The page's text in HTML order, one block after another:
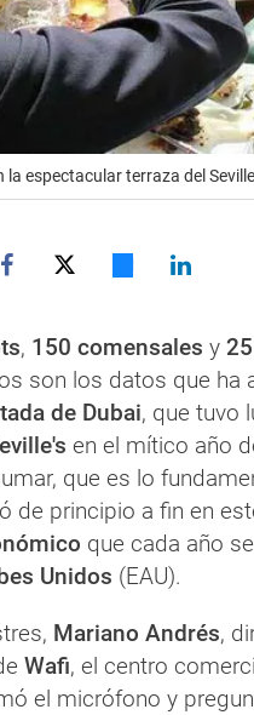
espectacular terraza del
, 150 comensales y
son los datos que ha
de Dubai, que tuvo
en el mítico año
que es lo
de principio a fin en
que cada año
Unidos (EAU).
Mariano Andrés,
Wafi, el centro
el micrófono y